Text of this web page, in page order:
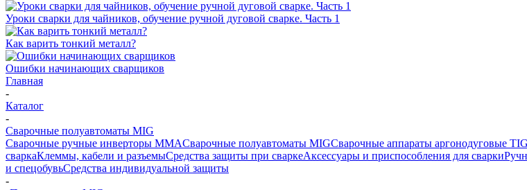
Уроки сварки для чайников, обучение ручной дуговой сварке. Часть 1
Как варить тонкий металл?
Ошибки начинающих сварщиков
Главная
-
Каталог
-
Сварочные полуавтоматы MIG
Сварочные ручные инверторы MMAСварочные полуавтоматы MIGСварочные аппараты аргонодуговые TIG
сваркаКлеммы, кабели и разъемыСредства защиты при сваркеАксессуары и приспособления для сварки
и спецобувьСредства индивидуальной защиты
-